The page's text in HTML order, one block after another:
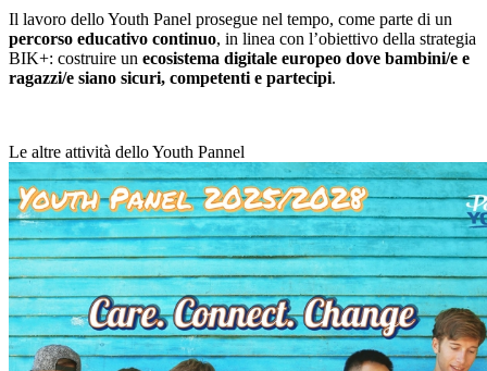
Il lavoro dello Youth Panel prosegue nel tempo, come parte di un
percorso educativo continuo, in linea con l’obiettivo della strategia
BIK+: costruire un ecosistema digitale europeo dove bambini/e e
ragazzi/e siano sicuri, competenti e partecipi.
Le altre attività dello Youth Pannel